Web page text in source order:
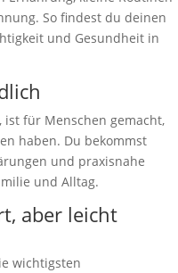
So findest du deinen
und Gesundheit in
ist für Menschen gemacht,
haben. Du bekommst
und praxisnahe
und Alltag.
aber leicht
wichtigsten